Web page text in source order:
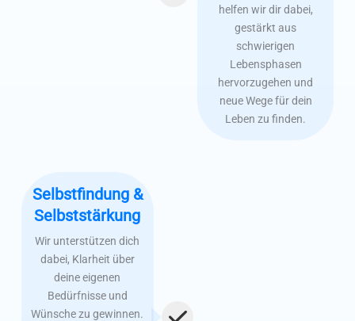
helfen wir dir dabei,
gestärkt aus
schwierigen
Lebensphasen
hervorzugehen und
neue Wege für dein
Leben zu finden.
Selbstfindung &
Selbststärkung
Wir unterstützen dich
dabei, Klarheit über
deine eigenen
Bedürfnisse und
Wünsche zu gewinnen.